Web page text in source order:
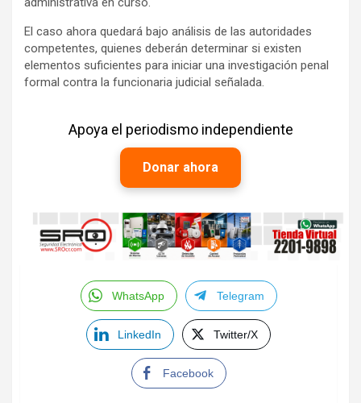
El caso ahora quedará bajo análisis de las autoridades
competentes, quienes deberán determinar si existen
elementos suficientes para iniciar una investigación penal
formal contra la funcionaria judicial señalada.
Apoya el periodismo independiente
Donar ahora
WhatsApp Telegram
LinkedIn Twitter/X
Facebook